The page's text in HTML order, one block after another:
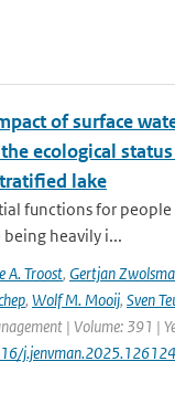
of surface
ecological
lake
functions for
heavily i...
A. Troost, Gertjan
, Wolf M. Mooij, Sven
| Volume: 391 |
j.jenvman.2025.126124